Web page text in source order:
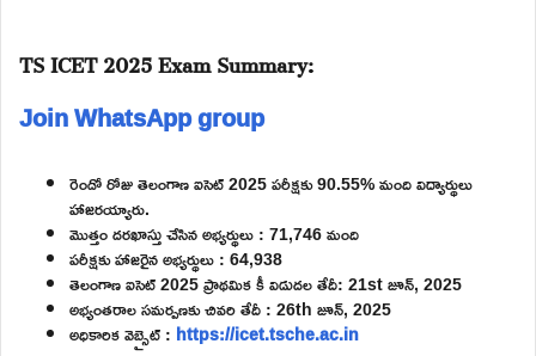
TS ICET 2025 Exam Summary:
Join WhatsApp group
రెండో రోజు తెలంగాణ ఐసెట్ 2025 పరీక్షకు 90.55% మంది విద్యార్థులు
హాజరయ్యారు.
మొత్తం దరఖాస్తు చేసిన అభ్యర్థులు : 71,746 మంది
పరీక్షకు హాజరైన అభ్యర్థులు : 64,938
తెలంగాణ ఐసెట్ 2025 ప్రాథమిక కీ విడుదల తేదీ: 21st జూన్, 2025
అభ్యంతరాల సమర్పణకు చివరి తేదీ : 26th జూన్, 2025
అధికారిక వెబ్సైట్ : https://icet.tsche.ac.in